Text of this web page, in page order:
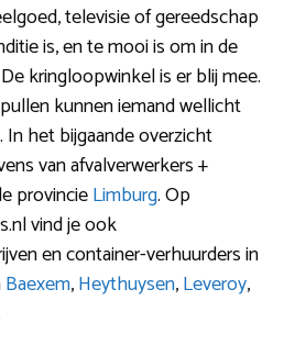
televisie of gereedschap
is, en te mooi is om in de
kringloopwinkel is er blij mee.
kunnen iemand wellicht
het bijgaande overzicht
van afvalverwerkers +
provincieLimburg. Op
vind je ook
en container-verhuurders in
Baexem,Heythuysen,Leveroy,